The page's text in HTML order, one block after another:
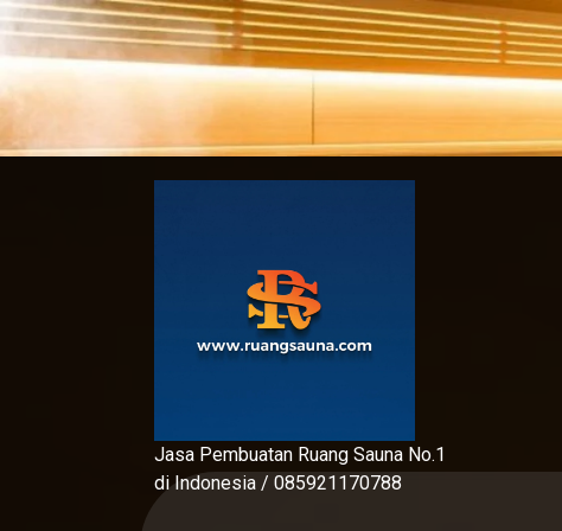
Skip
to
content
Jasa Pembuatan Ruang Sauna No.1
di Indonesia / 085921170788